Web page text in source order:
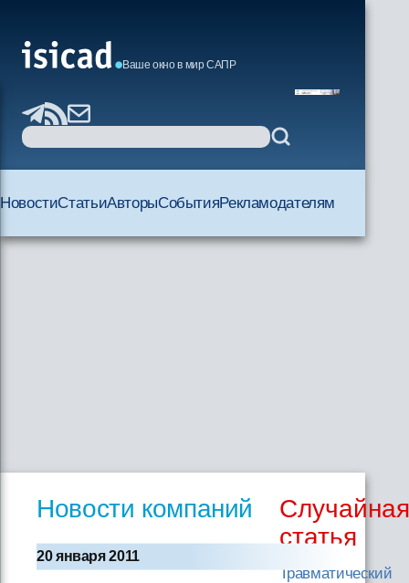
Ваше окно в мир САПР
НовостиСтатьиАвторыСобытияРекламодателям
Новости компаний
20 января 2011
статья
Травматический